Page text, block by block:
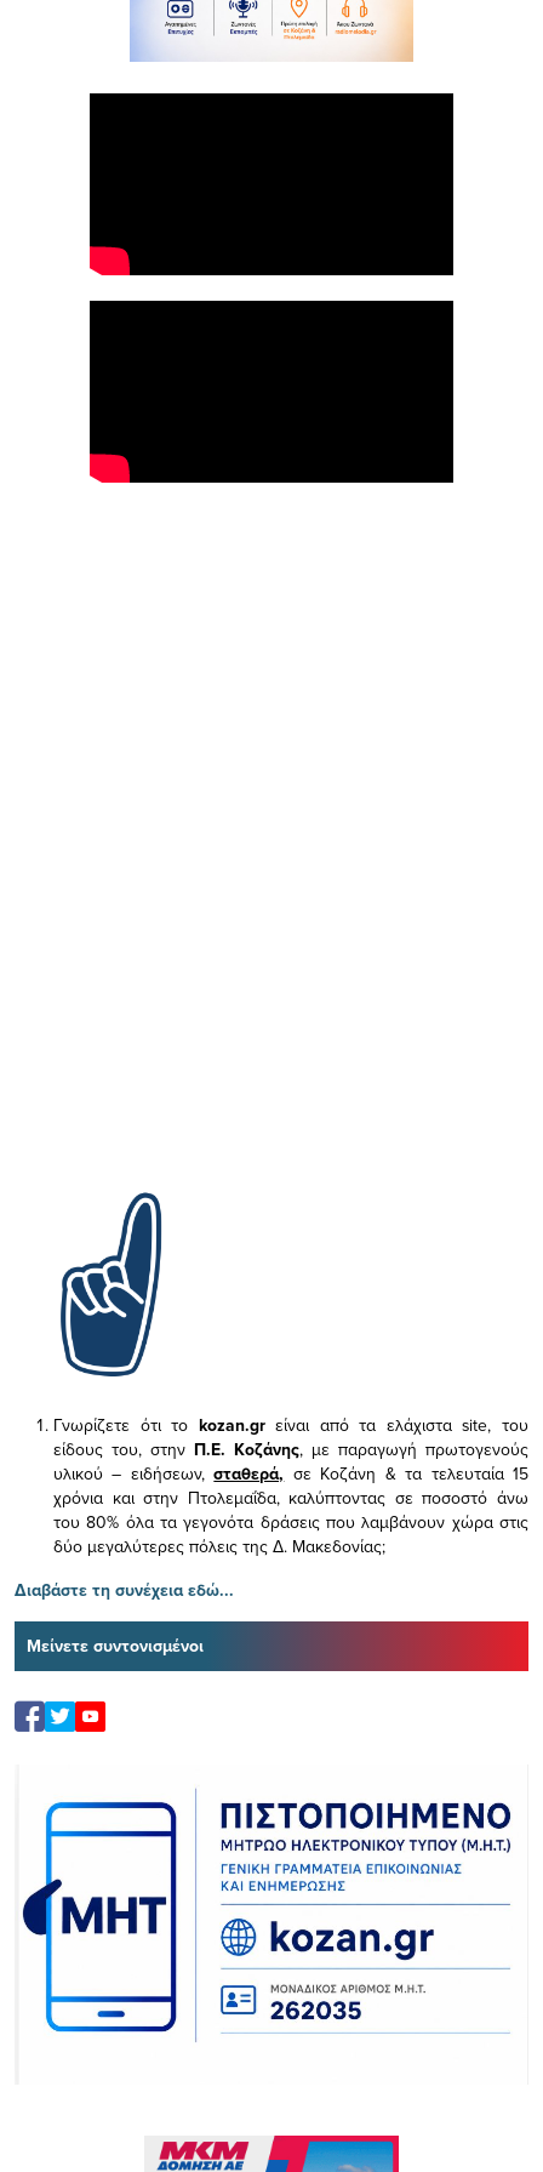
Γνωρίζετε ότι το kozan.gr είναι από τα ελάχισταsite, του
είδους του, στην Π.Ε. Κοζάνης, με παραγωγή πρωτογενούς
υλικού – ειδήσεων,σταθερά, σε Κοζάνη & τα τελευταία 15
χρόνια και στην Πτολεμαΐδα, καλύπτοντας σε ποσοστό άνω
του 80% όλα τα γεγονότα δράσεις που λαμβάνουν χώρα στις
δύο μεγαλύτερες πόλεις της Δ. Μακεδονίας;
Διαβάστε τη συνέχεια εδώ...
Μείνετε συντονισμένοι